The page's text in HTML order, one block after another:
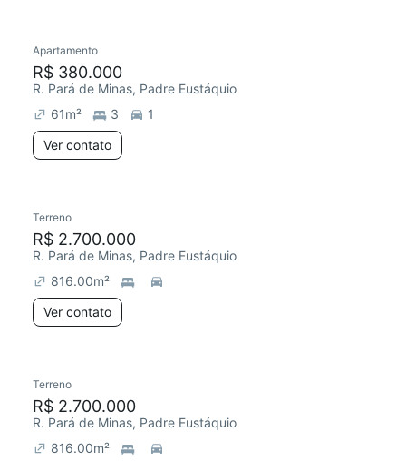
Redecorar
Apartamento
R$ 380.000
R. Pará de Minas, Padre Eustáquio
61m² 3
1
Ver contato
Chegou há 2 dias
Terreno
R$ 2.700.000
R. Pará de Minas, Padre Eustáquio
816.00m²
Ver contato
Terreno
R$ 2.700.000
R. Pará de Minas, Padre Eustáquio
816.00m²